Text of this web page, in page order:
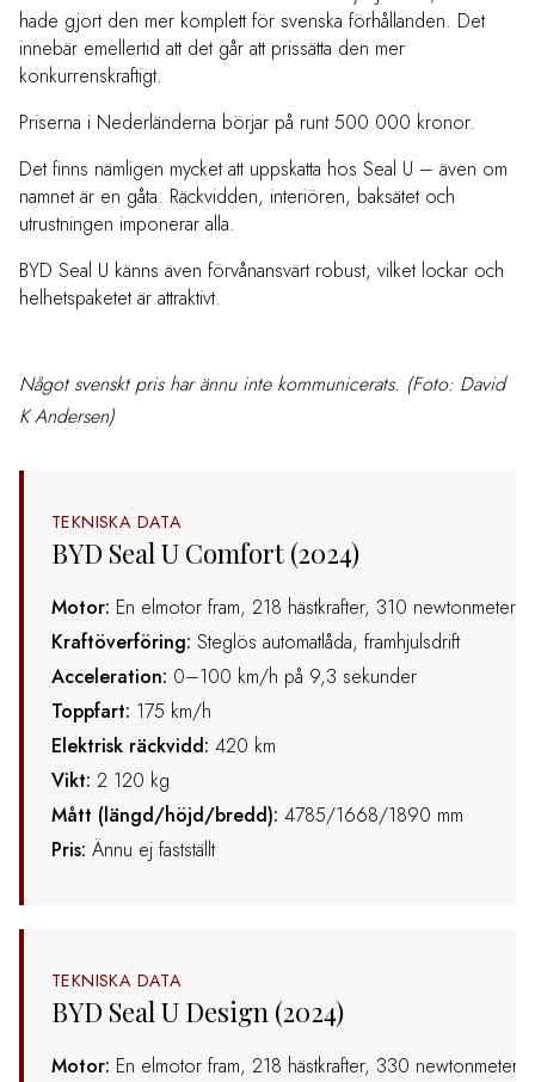
hade gjort den mer komplett för svenska förhållanden. Det
innebär emellertid att det går att prissätta den mer
konkurrenskraftigt.
Priserna i Nederländerna börjar på runt 500 000 kronor.
Det finns nämligen mycket att uppskatta hos Seal U – även om
namnet är en gåta. Räckvidden, interiören, baksätet och
utrustningen imponerar alla.
BYD Seal U känns även förvånansvärt robust, vilket lockar och
helhetspaketet är attraktivt.
Något svenskt pris har ännu inte kommunicerats. (Foto: David
K Andersen)
TEKNISKA DATA
BYD Seal U Comfort (2024)
Motor: En elmotor fram, 218 hästkrafter, 310 newtonmeter
Kraftöverföring: Steglös automatlåda, framhjulsdrift
Acceleration: 0–100 km/h på 9,3 sekunder
Toppfart: 175 km/h
Elektrisk räckvidd: 420 km
Vikt: 2 120 kg
Mått (längd/höjd/bredd): 4785/1668/1890 mm
Pris: Ännu ej fastställt
TEKNISKA DATA
BYD Seal U Design (2024)
Motor: En elmotor fram, 218 hästkrafter, 330 newtonmeter